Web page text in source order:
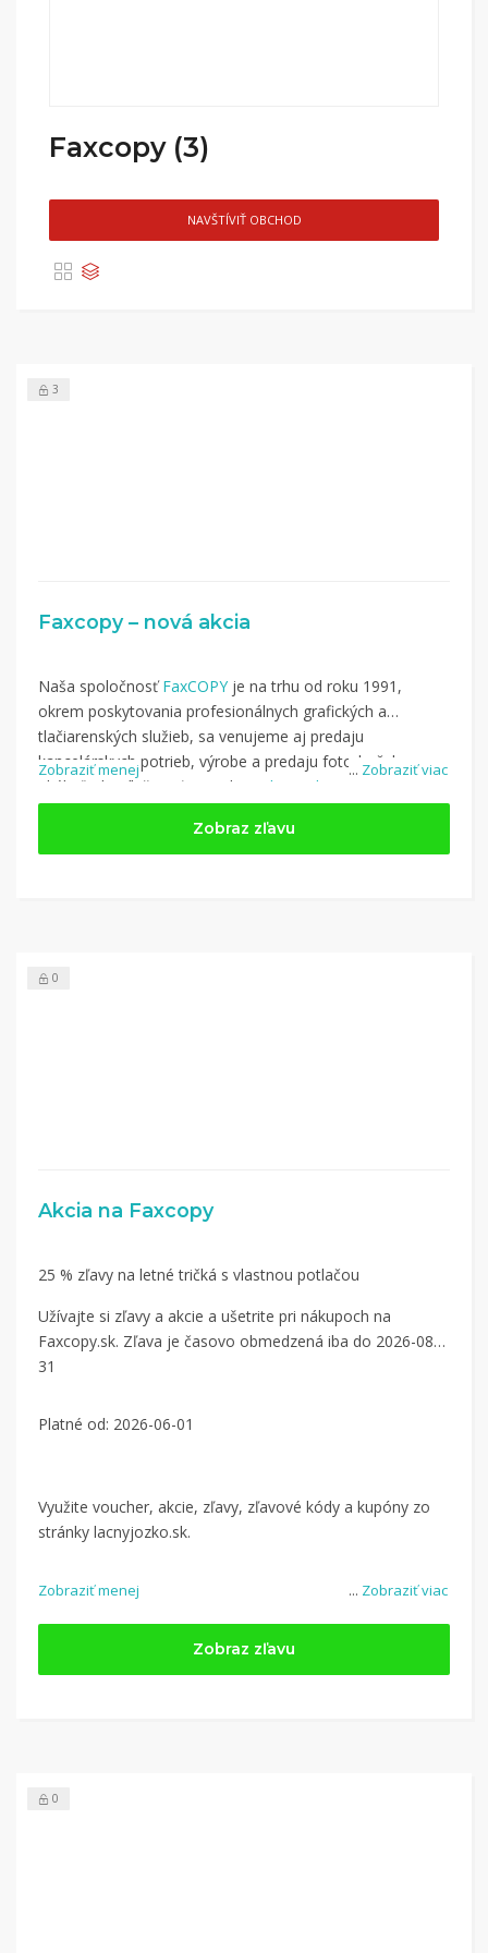
Faxcopy (3)
NAVŠTÍVIŤ OBCHOD
3
Faxcopy – nová akcia
... Zobraziť viac
Naša spoločnosťFaxCOPY je na trhu od roku 1991,
okrem poskytovania profesionálnych grafických a
tlačiarenských služieb, sa venujeme aj predaju
kancelárskych potrieb, výrobe a predaju fotodarčekov na
akúkoľvek príležitosť. Po celom
Slovensku
predajní a doručenie do nich je zadarmo pre všetky online
objednávky, bez ohľadu na sumu objednávky.
Nakupujte na Faxcopy.sk a využite kupón z kategórie:
Zobraziť menej
Zobraz zľavu
0
Akcia na Faxcopy
... Zobraziť viac
25 % zľavy na letné tričká s vlastnou potlačou
Užívajte si zľavy a akcie a ušetrite pri nákupoch na
Faxcopy.sk. Zľava je časovo obmedzená iba do 2026-08-
31
Platné od: 2026-06-01
Využite voucher, akcie, zľavy, zľavové kódy a kupóny zo
stránky lacnyjozko.sk.
Zobraziť menej
Zobraz zľavu
0